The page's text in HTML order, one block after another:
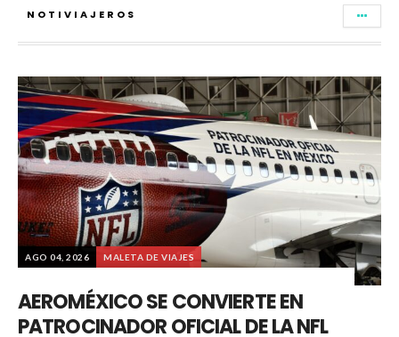
NOTIVIAJEROS
AGO 04, 2026 MALETA DE VIAJES
AEROMÉXICO SE CONVIERTE EN
PATROCINADOR OFICIAL DE LA NFL